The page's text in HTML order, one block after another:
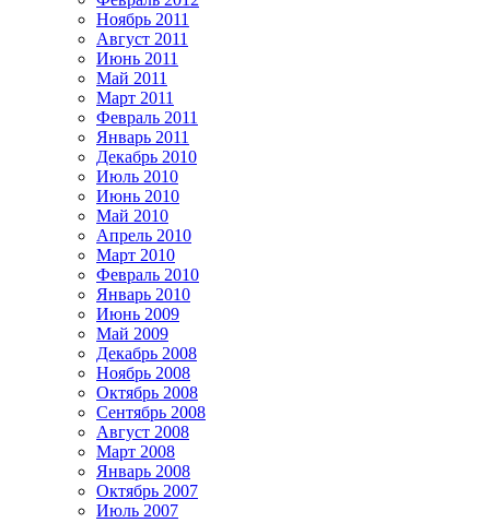
Ноябрь 2011
Август 2011
Июнь 2011
Май 2011
Март 2011
Февраль 2011
Январь 2011
Декабрь 2010
Июль 2010
Июнь 2010
Май 2010
Апрель 2010
Март 2010
Февраль 2010
Январь 2010
Июнь 2009
Май 2009
Декабрь 2008
Ноябрь 2008
Октябрь 2008
Сентябрь 2008
Август 2008
Март 2008
Январь 2008
Октябрь 2007
Июль 2007